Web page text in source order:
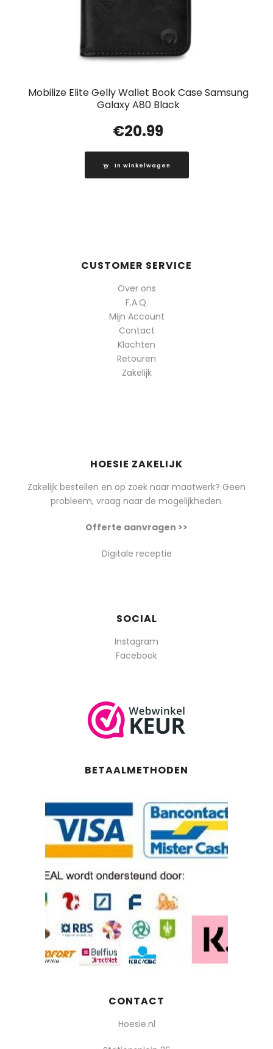
Mobilize Elite Gelly Wallet Book Case Samsung
Galaxy A80 Black
€20.99
In winkelwagen
CUSTOMER SERVICE
Over ons
F.A.Q.
Mijn Account
Contact
Klachten
Retouren
Zakelijk
HOESIE ZAKELIJK
Zakelijk bestellen en op zoek naar maatwerk? Geen
probleem, vraag naar de mogelijkheden.
Offerte aanvragen >>
Digitale receptie
SOCIAL
Instagram
Facebook
BETAALMETHODEN
CONTACT
Hoesie.nl